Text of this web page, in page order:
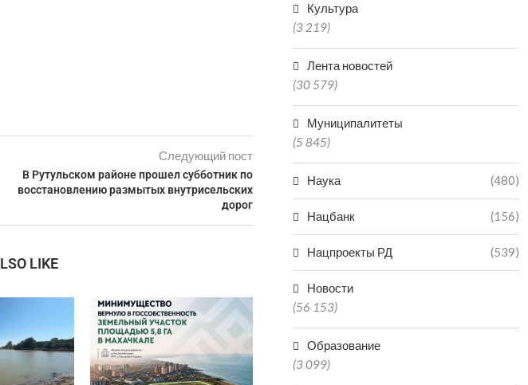
Следующий пост
В Рутульском районе прошел субботник по
восстановлению размытых внутрисельских
дорог
LIKE
ПОДРОСТОК УТОНУЛ В
08.08.2026
Культура
(3 219)
Лента новостей
(30 579)
Муниципалитеты
(5 845)
Наука (480)
Нацбанк (156)
Нацпроекты РД (539)
Новости
(56 153)
Образование
(3 099)